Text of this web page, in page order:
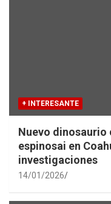
+ INTERESANTE
Nuevo
espinosai en
investigaciones
14/01/2026